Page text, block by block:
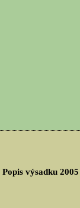
Popis výsadku